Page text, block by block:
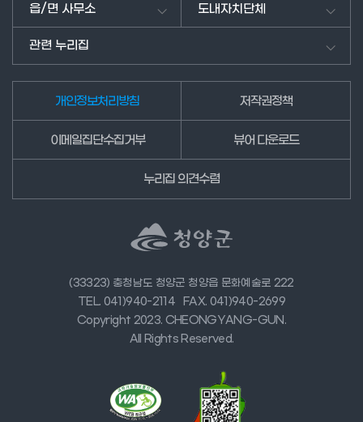
읍/면 사무소 도내자치단체
관련 누리집
개인정보처리방침 저작권정책
이메일집단수집거부 뷰어 다운로드
누리집 의견수렴
(33323) 충청남도 청양군 청양읍 문화예술로 222
TEL. 041)940-2114
FAX. 041)940-2699
Copyright 2023. CHEONGYANG-GUN.
All Rights Reserved.